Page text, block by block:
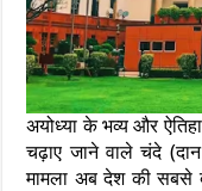
अयोध्या के भव्य और
चढ़ाए जाने वाले चंदे
मामला अब देश की सबसे